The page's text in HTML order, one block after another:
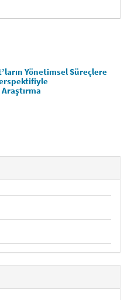
Yönetimsel Süreçlere